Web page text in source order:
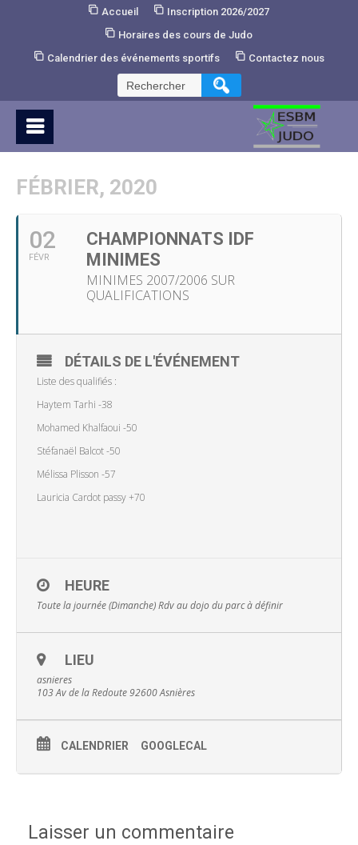
Accueil
Inscription 2026/2027
Horaires des cours de Judo
Calendrier des événements sportifs
Contactez nous
Rechercher :
FÉBRIER, 2020
02
FÉVR
CHAMPIONNATS IDF
MINIMES
MINIMES 2007/2006 SUR
QUALIFICATIONS
DÉTAILS DE L'ÉVÉNEMENT
Liste des qualifiés :
Haytem Tarhi -38
Mohamed Khalfaoui -50
Stéfanaël Balcot -50
Mélissa Plisson -57
Lauricia Cardot passy +70
HEURE
Toute la journée (Dimanche)Rdv au dojo du parc à définir
LIEU
asnieres
103 Av de la Redoute 92600 Asnières
CALENDRIER GOOGLECAL
Laisser un commentaire